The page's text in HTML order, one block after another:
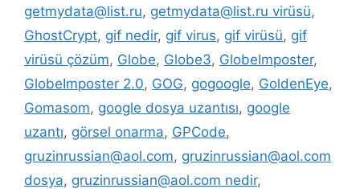
getmydata@list.ru, getmydata@list.ru virüsü,
GhostCrypt, gif nedir, gif virus, gif virüsü, gif
virüsü çözüm, Globe, Globe3, GlobeImposter,
GlobeImposter 2.0, GOG, gogoogle, GoldenEye,
Gomasom, google dosya uzantısı, google
uzantı, görsel onarma, GPCode,
gruzinrussian@aol.com, gruzinrussian@aol.com
dosya, gruzinrussian@aol.com nedir,